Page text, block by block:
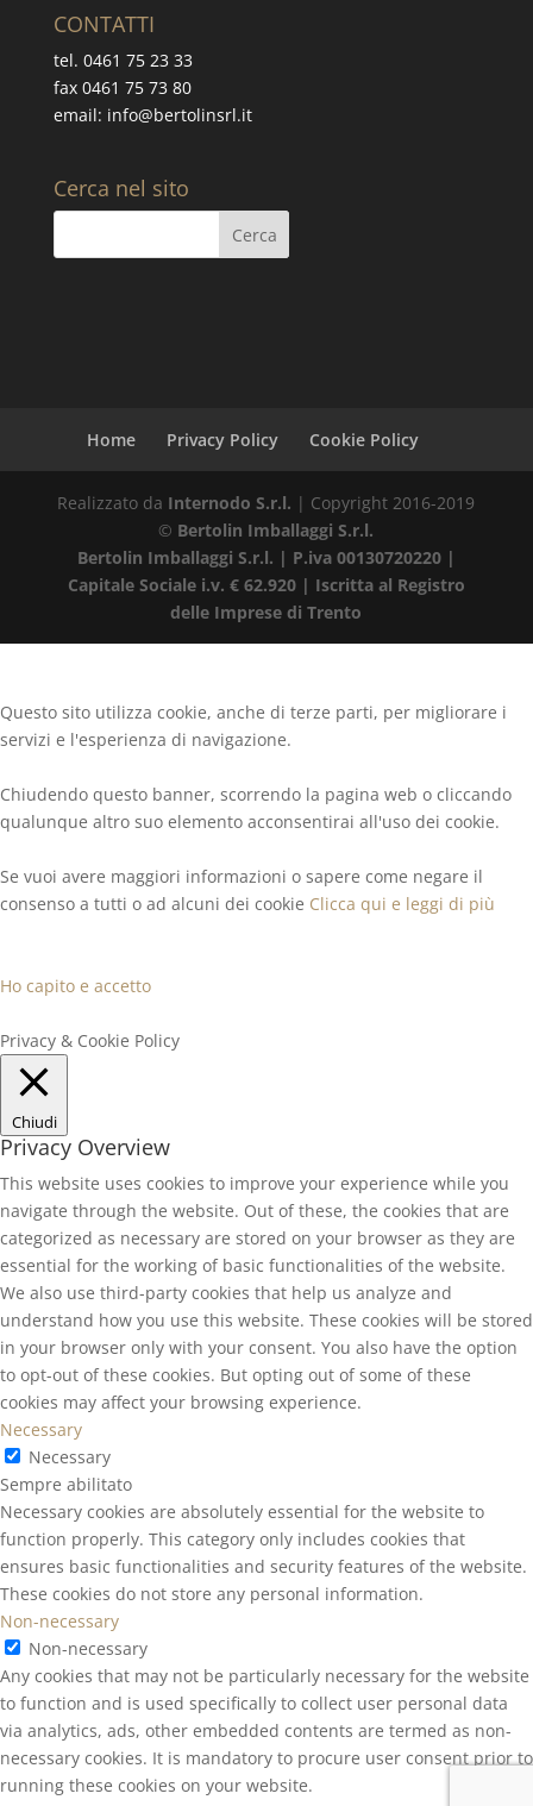
CONTATTI
tel. 0461 75 23 33
fax 0461 75 73 80
email: info@bertolinsrl.it
Cerca nel sito
Home Privacy Policy Cookie Policy
Realizzato da Internodo S.r.l. | Copyright 2016-2019
© Bertolin Imballaggi S.r.l.
Bertolin Imballaggi S.r.l. | P.iva 00130720220 |
Capitale Sociale i.v. € 62.920 | Iscritta al Registro
delle Imprese di Trento
Questo sito utilizza cookie, anche di terze parti, per migliorare i
servizi e l'esperienza di navigazione.
Chiudendo questo banner, scorrendo la pagina web o cliccando
qualunque altro suo elemento acconsentirai all'uso dei cookie.
Se vuoi avere maggiori informazioni o sapere come negare il
consenso a tutti o ad alcuni dei cookie Clicca qui e leggi di più
Ho capito e accetto
Privacy & Cookie Policy
Chiudi
Privacy Overview
This website uses cookies to improve your experience while you
navigate through the website. Out of these, the cookies that are
categorized as necessary are stored on your browser as they are
essential for the working of basic functionalities of the website.
We also use third-party cookies that help us analyze and
understand how you use this website. These cookies will be stored
in your browser only with your consent. You also have the option
to opt-out of these cookies. But opting out of some of these
cookies may affect your browsing experience.
Necessary
Necessary
Sempre abilitato
Necessary cookies are absolutely essential for the website to
function properly. This category only includes cookies that
ensures basic functionalities and security features of the website.
These cookies do not store any personal information.
Non-necessary
Non-necessary
Any cookies that may not be particularly necessary for the website
to function and is used specifically to collect user personal data
via analytics, ads, other embedded contents are termed as non-
necessary cookies. It is mandatory to procure user consent prior to
running these cookies on your website.